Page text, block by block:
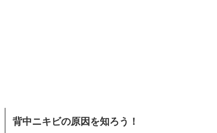
背中ニキビの原因を知ろう！